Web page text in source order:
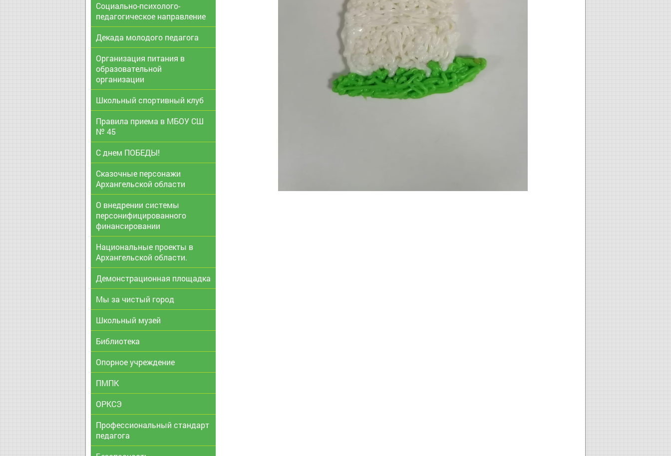
Социально-психолого-
педагогическое направление
Декада молодого педагога
Организация питания в
образовательной
организации
Школьный спортивный клуб
Правила приема в МБОУ СШ
№ 45
С днем ПОБЕДЫ!
Сказочные персонажи
Архангельской области
О внедрении системы
персонифицированного
финансировании
Национальные проекты в
Архангельской области.
Демонстрационная площадка
Мы за чистый город
Школьный музей
Библиотека
Опорное учреждение
ПМПК
ОРКСЭ
Профессиональный стандарт
педагога